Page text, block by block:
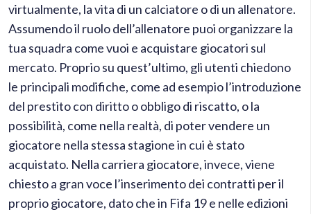
virtualmente, la vita di un calciatore o di un allenatore.
Assumendo il ruolo dell’allenatore puoi organizzare la
tua squadra come vuoi e acquistare giocatori sul
mercato. Proprio su quest’ultimo, gli utenti chiedono
le principali modifiche, come ad esempio l’introduzione
del prestito con diritto o obbligo di riscatto, o la
possibilità, come nella realtà, di poter vendere un
giocatore nella stessa stagione in cui è stato
acquistato. Nella carriera giocatore, invece, viene
chiesto a gran voce l’inserimento dei contratti per il
proprio giocatore, dato che in Fifa 19 e nelle edizioni